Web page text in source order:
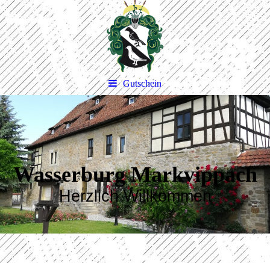
Gutschein
Wasserburg Markvippach
Herzlich Willkommen